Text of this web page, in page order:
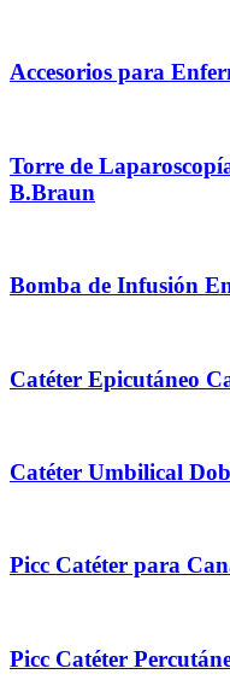
Accesorios para
Torre de
B.Braun
Bomba de Infusión
Catéter Epicutáneo
Catéter Umbilical
Picc Catéter para
Picc Catéter